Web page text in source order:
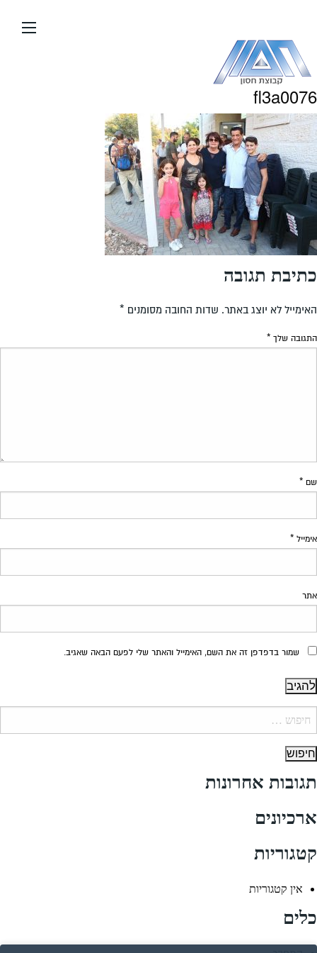
העמוד
fl3a0076
כתיבת תגובה
האימייל לא יוצג באתר. שדות החובה מסומנים *
התגובה שלך *
שם *
אימייל *
אתר
שמור בדפדפן זה את השם, האימייל והאתר שלי לפעם הבאה שאגיב.
תגובות אחרונות
ארכיונים
קטגוריות
אין קטגוריות
כלים